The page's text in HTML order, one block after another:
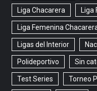
Liga Chacarera Liga
Liga Femenina
Ligas del Interior
Polideportivo Sin
Test Series Torneo